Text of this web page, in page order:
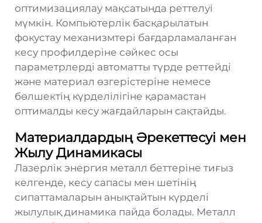
оптимизациялау мақсатында реттелуі
мүмкін. Компьютерлік басқарылатын
фокустау механизмтері бағдарламаланған
кесу профилдеріне сәйкес осы
параметрлерді автоматты түрде реттейді
және материал өзгерістеріне немесе
бөлшектің күрделілігіне қарамастан
оптималды кесу жағдайларын сақтайды.
Материалдардың Әрекеттесуі мен
Жылу Динамикасы
Лазерлік энергия металл беттеріне тиғыз
келгенде, кесу сапасы мен шетінің
сипаттамаларын анықтайтын күрделі
жылулық динамика пайда болады. Металл